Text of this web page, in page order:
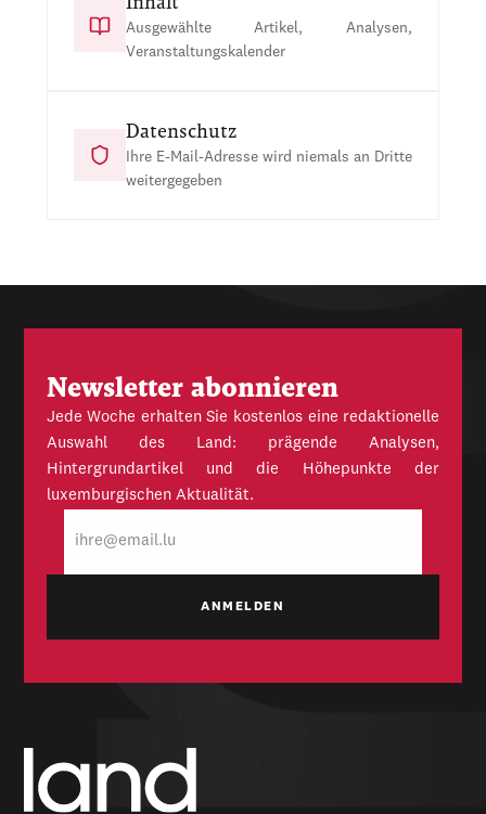
Ausgewählte Artikel, Analysen,
Veranstaltungskalender
Datenschutz
Ihre E-Mail-Adresse wird niemals an Dritte
weitergegeben
Newsletter abonnieren
Jede Woche erhalten Sie kostenlos eine redaktionelle
Auswahl des Land: prägende Analysen,
Hintergrundartikel und die Höhepunkte der
luxemburgischen Aktualität.
Mail